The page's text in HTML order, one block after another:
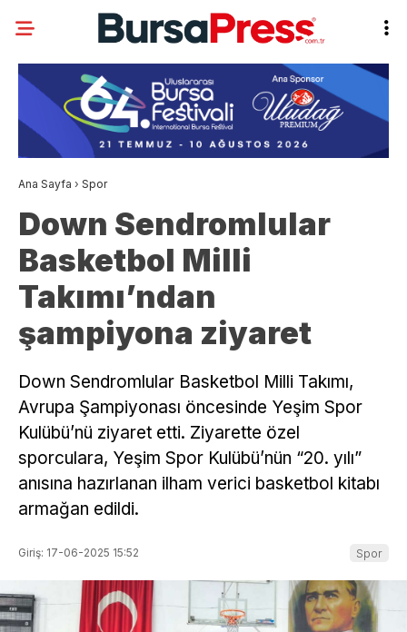
Ana Sayfa › Spor
Down Sendromlular
Basketbol Milli
Takımı’ndan
şampiyona ziyaret
Down Sendromlular Basketbol Milli Takımı,
Avrupa Şampiyonası öncesinde Yeşim Spor
Kulübü’nü ziyaret etti. Ziyarette özel
sporculara, Yeşim Spor Kulübü’nün “20. yılı”
anısına hazırlanan ilham verici basketbol kitabı
armağan edildi.
Giriş: 17-06-2025 15:52 Spor